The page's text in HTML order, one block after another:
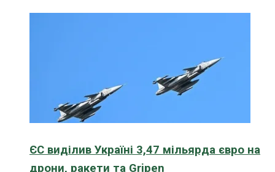
ЄС виділив Україні 3,47 мільярда євро на
дрони, ракети та Gripen